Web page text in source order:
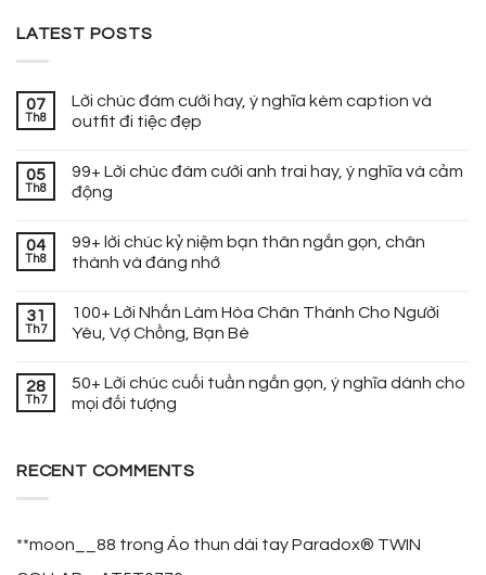
LATEST POSTS
07
Th8
Lời chúc đám cưới hay, ý nghĩa kèm caption và
outfit đi tiệc đẹp
05
Th8
99+ Lời chúc đám cưới anh trai hay, ý nghĩa và cảm
động
04
Th8
99+ lời chúc kỷ niệm bạn thân ngắn gọn, chân
thành và đáng nhớ
31
Th7
100+ Lời Nhắn Làm Hòa Chân Thành Cho Người
Yêu, Vợ Chồng, Bạn Bè
28
Th7
50+ Lời chúc cuối tuần ngắn gọn, ý nghĩa dành cho
mọi đối tượng
RECENT COMMENTS
**moon__88 trong Áo thun dài tay Paradox® TWIN